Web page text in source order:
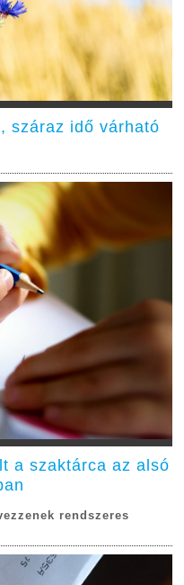
száraz idő várható
a szaktárca az alsó
rendszeres